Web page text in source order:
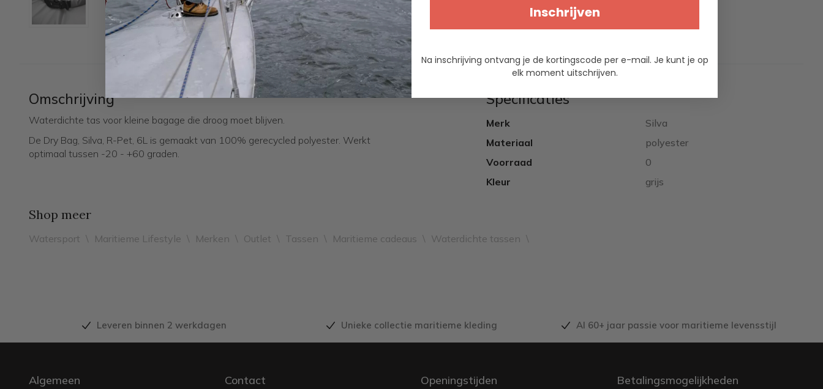
Omschrijving
Waterdichte tas voor kleine bagage die droog moet blijven.
De Dry Bag, Silva, R-Pet, 6L is gemaakt van 100% gerecycled polyester. Werkt
optimaal tussen -20 - +60 graden.
Specificaties
Merk
Silva
Materiaal
polyester
Voorraad
0
Kleur
grijs
Shop meer
Watersport \ Maritieme Lifestyle \ Merken \ Outlet \ Tassen \ Maritieme cadeaus \ Waterdichte tassen \
Leveren binnen 2 werkdagen Unieke collectie maritieme kleding Al 60+ jaar passie voor maritieme levensstijl
Algemeen Contact Openingstijden Betalingsmogelijkheden
Inschrijven
Na inschrijving ontvang je de kortingscode per e-mail. Je kunt je op
elk moment uitschrijven.